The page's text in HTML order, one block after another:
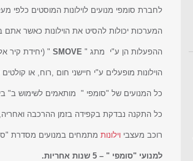
לחברת סומפי מנועים לוילונות המוסטים כלפי
המערכות יכולות להסיט את הוילונות כאשר
ההפעלות הן ע"י מתג " SMOVE " (יחידת קיר
הוילונות מופעלים ע"י חיישני חום ,רוח, או קולטים
כל המנועים של "סומפי " מותאמים לשימוש ב"
כל התקנה נבדקת בקפידה בזמן ההרכבה
רוכב מעצבי וילונות מתמחים במנועים מסדרת
למנועי "סומפי " – 5 שנות אחריות.